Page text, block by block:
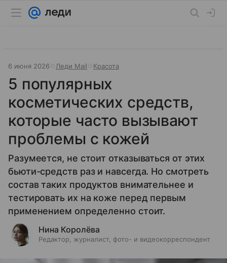
6 июня 2026 Леди Mail Красота
5 популярных
косметических средств,
которые часто вызывают
проблемы с кожей
Разумеется, не стоит отказываться от этих
бьюти-средств раз и навсегда. Но смотреть
состав таких продуктов внимательнее и
тестировать их на коже перед первым
применением определенно стоит.
Нина Королёва
Редактор, журналист, фото- и видеокорреспондент